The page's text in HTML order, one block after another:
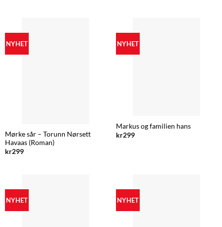
NYHET
Mørke sår – Torunn Nørsett
Havaas (Roman)
kr299
NYHET
Markus og familien hans
kr299
NYHET NYHET